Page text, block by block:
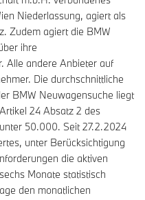
Niederlassung, agiert als
Zudem agiert die BMW
ihre
Alle andere Anbieter auf
Die durchschnittliche
BMW Neuwagensuche liegt
24 Absatz 2 des
50.000. Seit 27.2.2024
unter Berücksichtigung
die aktiven
Monate statistisch
den monatlichen